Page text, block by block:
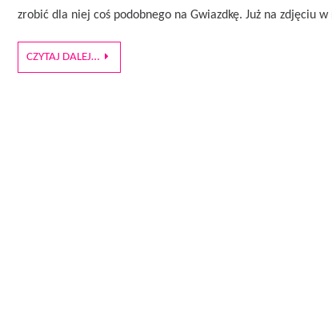
zrobić dla niej coś podobnego na Gwiazdkę. Już na zdjęciu
CZYTAJ DALEJ…